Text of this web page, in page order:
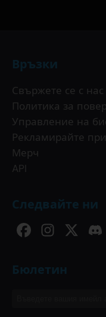
Връзки
Свържете се с нас
Политика за
Управление на
Рекламирайте
Мерч
API
Следвайте ни
Бюлетин